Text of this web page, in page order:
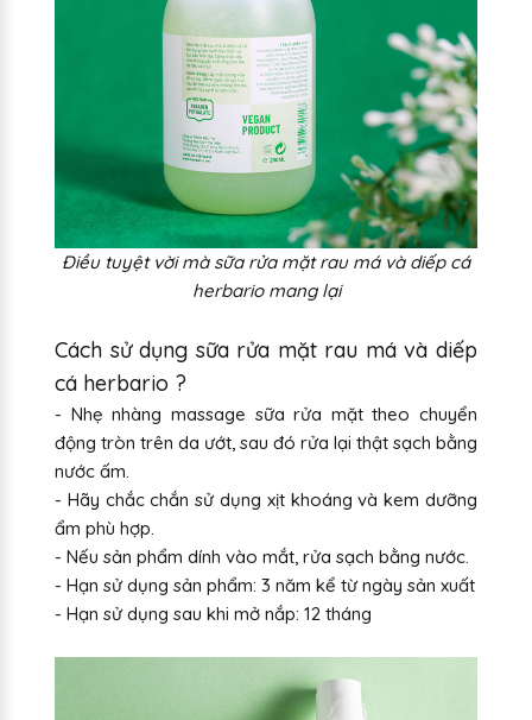
Điều tuyệt vời mà sữa rửa mặt rau má và diếp cá
herbario mang lại
Cách sử dụng sữa rửa mặt rau má và diếp
cá herbario ?
- Nhẹ nhàng massage sữa rửa mặt theo chuyển
động tròn trên da ướt, sau đó rửa lại thật sạch bằng
nước ấm.
- Hãy chắc chắn sử dụng xịt khoáng và kem dưỡng
ẩm phù hợp.
- Nếu sản phẩm dính vào mắt, rửa sạch bằng nước.
- Hạn sử dụng sản phẩm: 3 năm kể từ ngày sản xuất
- Hạn sử dụng sau khi mở nắp: 12 tháng